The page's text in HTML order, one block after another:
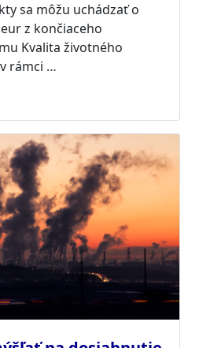
sa môžu uchádzať o
z končiaceho
Kvalita životného
rámci …